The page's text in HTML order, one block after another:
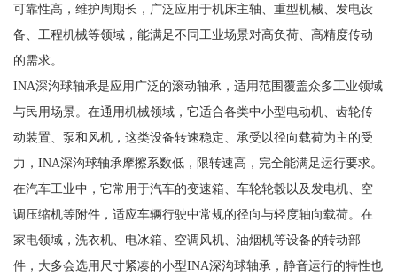
可靠性高，维护周期长，广泛应用于机床主轴、重型机械、发电设
备、工程机械等领域，能满足不同工业场景对高负荷、高精度传动
的需求。
INA深沟球轴承是应用广泛的滚动轴承，适用范围覆盖众多工业领域
与民用场景。在通用机械领域，它适合各类中小型电动机、齿轮传
动装置、泵和风机，这类设备转速稳定、承受以径向载荷为主的受
力，INA深沟球轴承摩擦系数低，限转速高，完全能满足运行要求。
在汽车工业中，它常用于汽车的变速箱、车轮轮毂以及发电机、空
调压缩机等附件，适应车辆行驶中常规的径向与轻度轴向载荷。在
家电领域，洗衣机、电冰箱、空调风机、油烟机等设备的转动部
件，大多会选用尺寸紧凑的小型INA深沟球轴承，静音运行的特性也